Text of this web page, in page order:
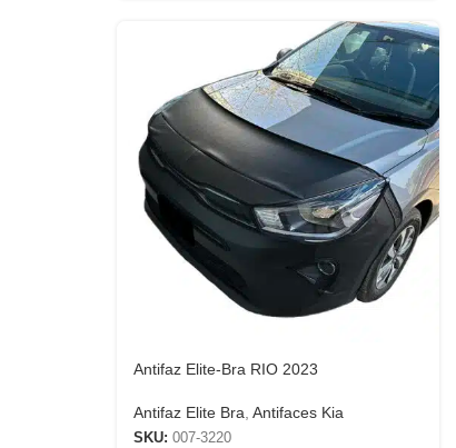
Antifaz Elite-Bra RIO 2023
Antifaz Elite Bra, Antifaces Kia
SKU: 007-3220